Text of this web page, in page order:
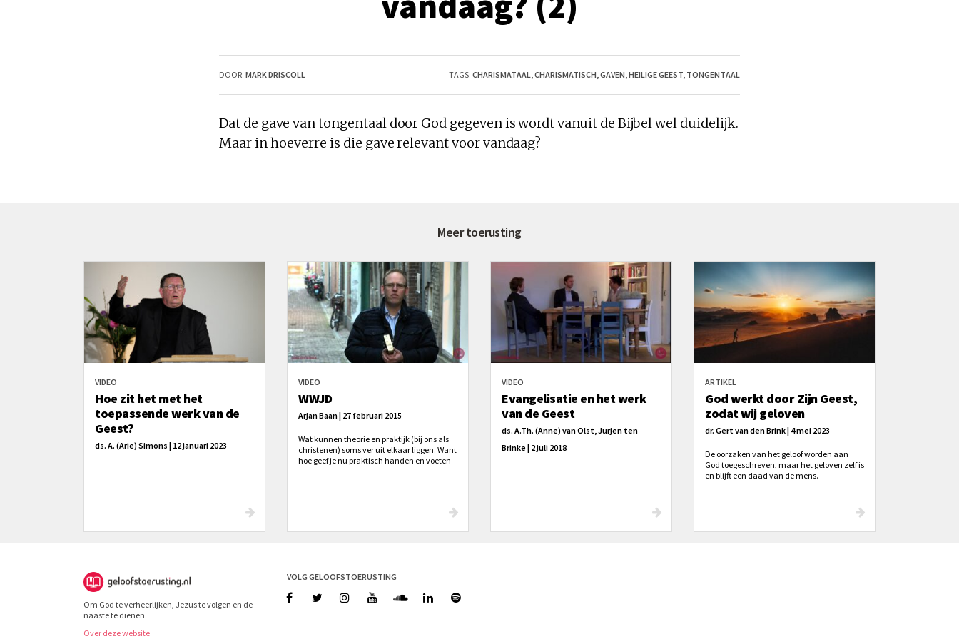
DOOR: MARK DRISCOLL TAGS: CHARISMATAAL CHARISMATISCH GAVEN HEILIGE GEEST TONGENTAAL
Dat de gave vantongentaal door God gegeven iswordt vanuit de Bijbelwel duidelijk.
Maar in hoeverre is die gave relevantvoor vandaag?
Meer toerusting
VIDEO
Hoe zit het met het
toepassende werk van de
Geest?
ds. A. (Arie) Simons | 12 januari 2023
VIDEO
WWJD
Arjan Baan | 27 februari 2015
Wat kunnen theorie en praktijk (bij ons als
christenen) soms ver uit elkaar liggen. Want
hoe geef je nu praktisch handen en voeten
VIDEO
Evangelisatie en het werk
van de Geest
ds. A.Th. (Anne) van Olst, Jurjen ten
Brinke | 2 juli 2018
ARTIKEL
God werkt door Zijn Geest,
zodat wij geloven
dr. Gert van den Brink | 4 mei 2023
De oorzaken van het geloof worden aan
God toegeschreven, maar het geloven zelf is
en blijft een daad van de mens.
Om God te verheerlijken, Jezus te volgen en de
naaste te dienen.
Over deze website
VOLG GELOOFSTOERUSTING